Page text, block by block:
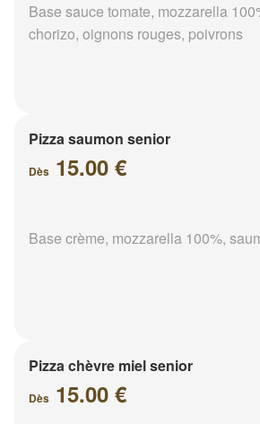
Base sauce tomate, mozzarella
chorizo, oignons rouges, poivrons
Pizza saumon senior
Dès 15.00 €
Base crème, mozzarella 100%,
Pizza chèvre miel senior
Dès 15.00 €